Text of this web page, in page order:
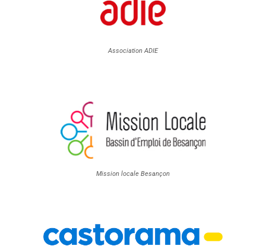
Association ADIE
Mission locale Besançon